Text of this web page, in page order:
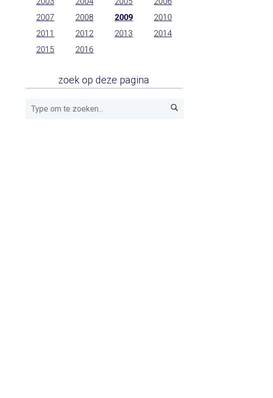
2007
2008 2009
2010
2011
2012 2013
2014
2015
2016
zoek op deze pagina
Zoeken!